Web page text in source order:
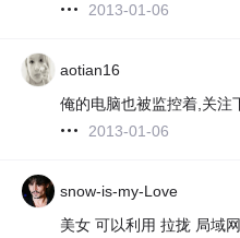
2013-01-06
aotian16
俺的电脑也被监控着,关注
2013-01-06
snow-is-my-Love
美女 可以利用 拉拢 局域